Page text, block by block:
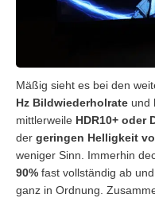
Mäßig sieht es bei den
Hz Bildwiederholrate und
mittlerweile HDR10+ oder
der geringen Helligkeit
weniger Sinn. Immerhin
90% fast vollständig ab
ganz in Ordnung.